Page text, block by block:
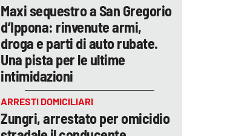
Maxi sequestro a San Gregorio
d’Ippona: rinvenute armi,
droga e parti di auto rubate.
Una pista per le ultime
intimidazioni
ARRESTI DOMICILIARI
Zungri, arrestato per omicidio